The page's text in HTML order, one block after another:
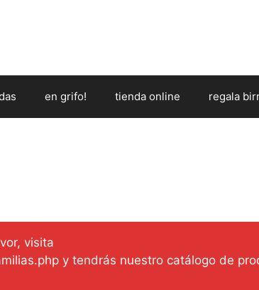
en grifo! tienda online regala
visita
y tendrás nuestro catálogo de